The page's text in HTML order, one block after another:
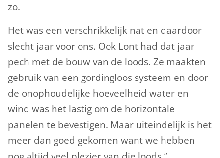
zo.
Het was een verschrikkelijk nat en daardoor
slecht jaar voor ons. Ook Lont had dat jaar
pech met de bouw van de loods. Ze maakten
gebruik van een gordingloos systeem en door
de onophoudelijke hoeveelheid water en
wind was het lastig om de horizontale
panelen te bevestigen. Maar uiteindelijk is het
meer dan goed gekomen want we hebben